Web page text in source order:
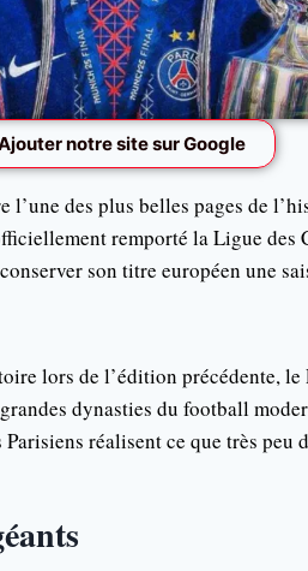
notre site sur Google
l’une des plus belles pages de
remporté la Ligue des
son titre européen une
lors de l’édition précédente,
dynasties du football
réalisent ce que très peu